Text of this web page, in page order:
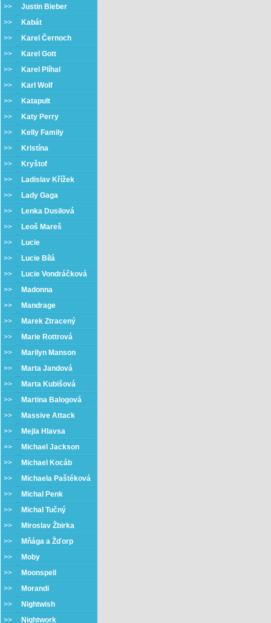
>> Justin Bieber
>>
Kabát
>>
Karel Černoch
>>
Karel Gott
>>
Karel Plíhal
>>
Karl Wolf
>>
Katapult
>>
Katy Perry
>>
Kelly Family
>>
Kristína
>>
Kryštof
>>
Ladislav Křížek
>>
Lady Gaga
>>
Lenka Dusilová
>>
Leoš Mareš
>>
Lucie
>>
Lucie Bílá
>>
Lucie Vondráčková
>>
Madonna
>>
Mandrage
>>
Marek Ztracený
>>
Marie Rottrová
>>
Marilyn Manson
>>
Marta Jandová
>>
Marta Kubišová
>>
Martina Balogová
>>
Massive Attack
>>
Mejla Hlavsa
>>
Michael Jackson
>>
Michael Kocáb
>>
Michaela Paštéková
>>
Michal Penk
>>
Michal Tučný
>>
Miroslav Žbirka
>>
Mňága a Žďorp
>>
Moby
>>
Moonspell
>>
Morandi
>>
Nightwish
>>
Nightwork